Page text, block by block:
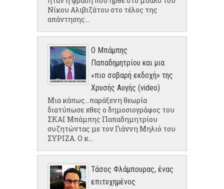
Νίκου Αλιβιζάτου στο τέλος της
απάντησης...
Ο Μπάμπης
Παπαδημητρίου και μια
«πιο σοβαρή εκδοχή» της
Χρυσής Αυγής (video)
Μια κάπως...παράξενη θεωρία
διατύπωσε χθες ο δημοσιογράφος του
ΣΚΑΙ Μπάμπης Παπαδημητρίου
συζητώντας με τον Γιάννη Μηλιό του
ΣΥΡΙΖΑ. Ο κ...
Τάσος Φλάμπουρας, ένας
επιτυχημένος